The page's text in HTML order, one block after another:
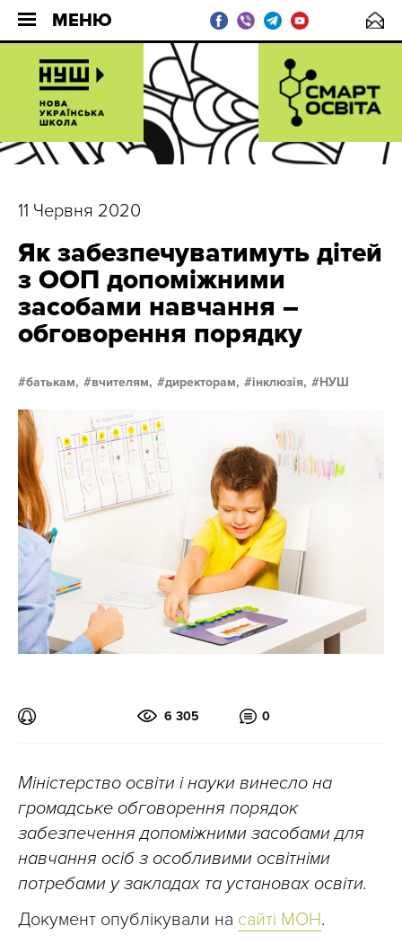
МЕНЮ
11 Червня 2020
Як забезпечуватимуть дітей
з ООП допоміжними
засобами навчання –
обговорення порядку
батькам, вчителям, директорам, інклюзія, НУШ
6 305 0
Міністерство освіти і науки винесло на
громадське обговорення порядок
забезпечення допоміжними засобами для
навчання осіб з особливими освітніми
потребами у закладах та установах освіти.
Документ опублікували на сайті МОН.